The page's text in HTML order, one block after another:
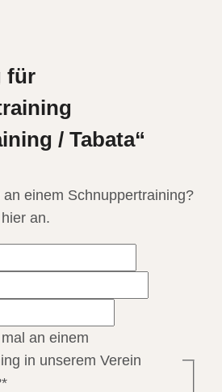
für
/ Tabata“
einem Schnuppertraining?
an.
an einem
in unserem Verein
*